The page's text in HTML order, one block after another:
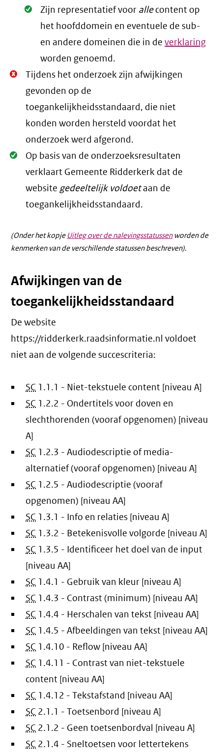
Oké.
Zijn representatief voor allecontent op
het hoofddomein en eventuele de sub-
en andere domeinen die in deverklaring
worden genoemd.
Niet
Oké.
Tijdens het onderzoek zijn afwijkingen
gevonden op de
toegankelijkheidsstandaard, die niet
konden worden hersteld voordat het
onderzoek werd afgerond.
Oké.
Op basis van de onderzoeksresultaten
verklaart Gemeente Ridderkerk dat de
websitegedeeltelijk voldoetaan de
toegankelijkheidsstandaard.
(Onder het kopje Uitleg over de nalevingsstatussenworden de
kenmerken van de verschillende statussen beschreven).
Afwijkingen van de
toegankelijkheidsstandaard
De website
https://ridderkerk.raadsinformatie.nl voldoet
niet aan de volgende succescriteria:
SC 1.1.1 - Niet-tekstuele content [niveau A]
SC 1.2.2 - Ondertitels voor doven en
slechthorenden (vooraf opgenomen) [niveau
A]
SC 1.2.3 - Audiodescriptie of media-
alternatief (vooraf opgenomen) [niveau A]
SC 1.2.5 - Audiodescriptie (vooraf
opgenomen) [niveau AA]
SC 1.3.1 - Info en relaties [niveau A]
SC 1.3.2 - Betekenisvolle volgorde [niveau A]
SC 1.3.5 - Identificeer het doel van de input
[niveau AA]
SC 1.4.1 - Gebruik van kleur [niveau A]
SC 1.4.3 - Contrast (minimum) [niveau AA]
SC 1.4.4 - Herschalen van tekst [niveau AA]
SC 1.4.5 - Afbeeldingen van tekst [niveau AA]
SC 1.4.10 - Reflow [niveau AA]
SC 1.4.11 - Contrast van niet-tekstuele
content [niveau AA]
SC 1.4.12 - Tekstafstand [niveau AA]
SC 2.1.1 - Toetsenbord [niveau A]
SC 2.1.2 - Geen toetsenbordval [niveau A]
SC 2.1.4 - Sneltoetsen voor lettertekens